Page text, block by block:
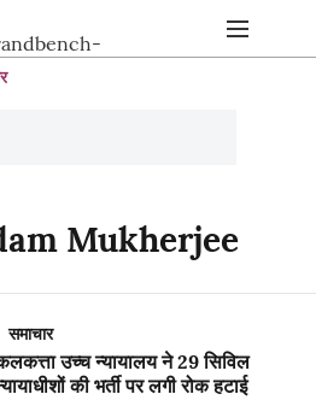
Mukherjee
समाचार
उच्च न्यायालय ने 29 सिविल
की भर्ती पर लगी रोक हटाई